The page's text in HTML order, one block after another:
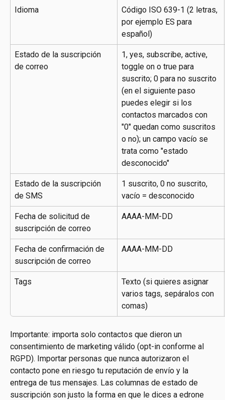
Idioma
Código ISO 639-1 (2 letras,
por ejemplo ES para
español)
Estado de la suscripción
de correo
1, yes, subscribe, active,
toggle on o true para
suscrito; 0 para no suscrito
(en el siguiente paso
puedes elegir si los
contactos marcados con
"0" quedan como suscritos
o no); un campo vacío se
trata como "estado
desconocido"
Estado de la suscripción
de SMS
1 suscrito, 0 no suscrito,
vacío = desconocido
Fecha de solicitud de
suscripción de correo
AAAA-MM-DD
Fecha de confirmación de
suscripción de correo
AAAA-MM-DD
Tags
Texto (si quieres asignar
varios tags, sepáralos con
comas)
Importante: importa solo contactos que dieron un
consentimiento de marketing válido (opt-in conforme al
RGPD). Importar personas que nunca autorizaron el
contacto pone en riesgo tu reputación de envío y la
entrega de tus mensajes. Las columnas de estado de
suscripción son justo la forma en que le dices a edrone